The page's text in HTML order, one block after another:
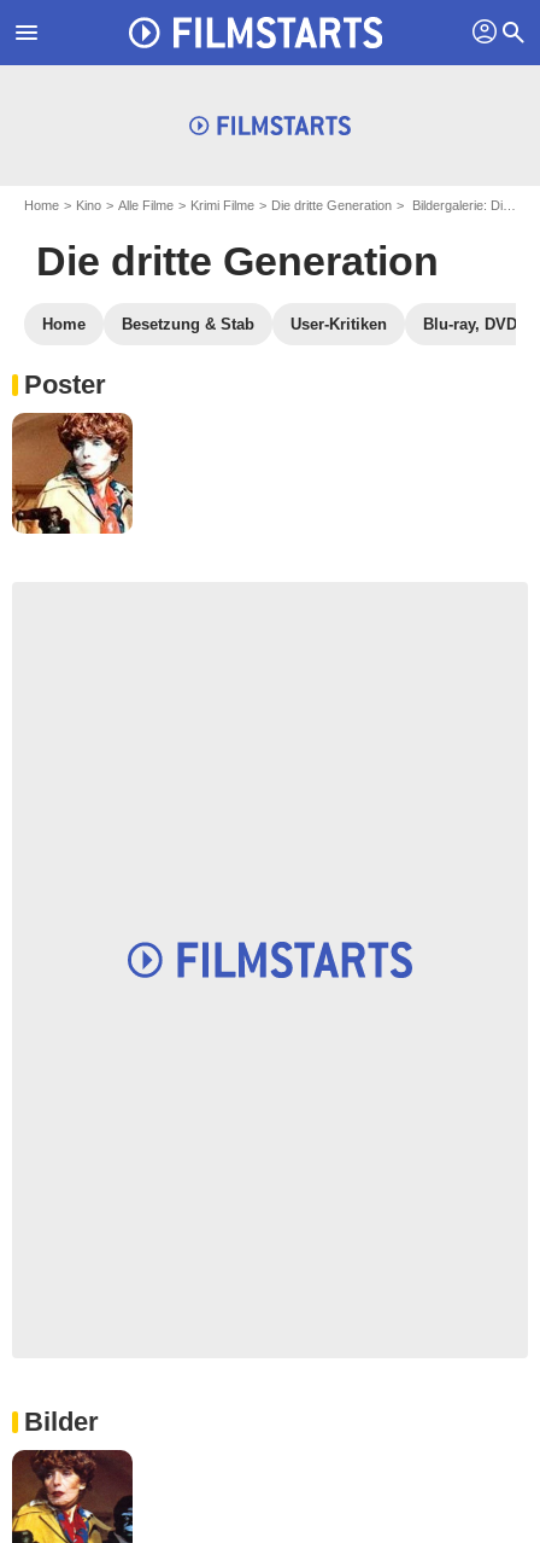
menu profil search
Home Kino Alle Filme Krimi Filme Die dritte Generation Bildergalerie: Die dritte Generation
Die dritte Generation
Home Besetzung & Stab User-Kritiken Blu-ray, DVD
Poster
Bilder